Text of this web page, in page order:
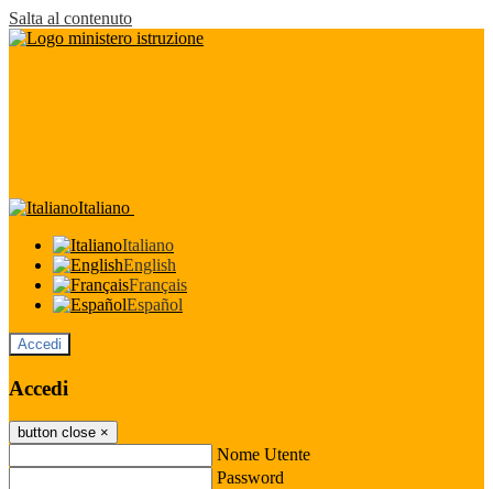
Salta al contenuto
Italiano
Italiano
English
Français
Español
Accedi
Accedi
button close ×
Nome Utente
Password